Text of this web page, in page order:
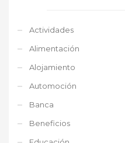
Actividades
Alimentación
Alojamiento
Automoción
Banca
Beneficios